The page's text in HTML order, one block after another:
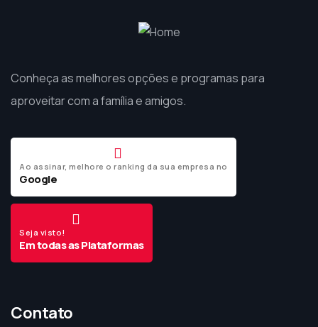
Conheça as melhores opções e programas para
aproveitar com a família e amigos.
Ao assinar, melhore o ranking da sua empresa no
Google
Seja visto!
Em todas as Plataformas
Contato